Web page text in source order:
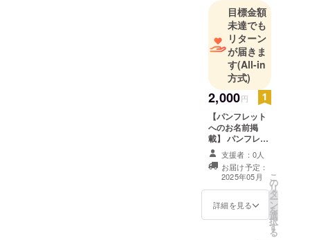
目標金額
未達でも
リターン
が届きま
す(All-in
方式)
2,000円
【パンフレット
へのお名前掲
載】 パンフレッ
トに、支援者様
のお名前（ニッ
クネーム）を掲
載します。 ・支
援時、必ず備考
欄に希望される
支援者：0人
お届け予定：
2025年05月
詳細を見る
こ
の
リ
タ
ー
ン
を
選
択
す
る